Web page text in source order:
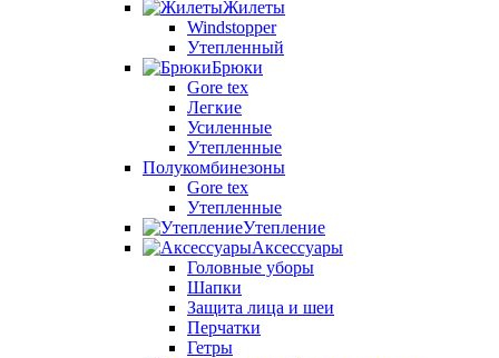
Жилеты
Windstopper
Утепленный
Брюки
Gore tex
Легкие
Усиленные
Утепленные
Полукомбинезоны
Gore tex
Утепленные
Утепление
Аксессуары
Головные уборы
Шапки
Защита лица и шеи
Перчатки
Гетры